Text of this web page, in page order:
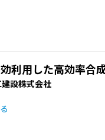
利用した高効率合
設株式会社